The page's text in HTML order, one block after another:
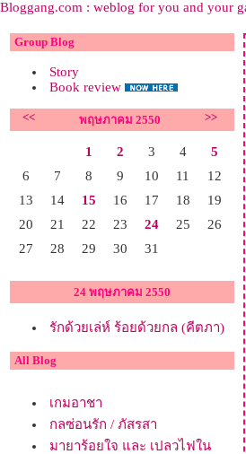
Bloggang.com : weblog for you and your
Group Blog
Story
Book review
<< พฤษภาคม 2550 >>
1 2 3 4
5
6
7 8 9 10 11
12
13
14 15 16 17 18
19
20
21 22 23 24 25
26
27
28 29 30 31
24 พฤษภาคม 2550
รักด้วยเล่ห์ ร้อยด้วยกล (คีตภา)
All Blog
เกมอาชา
กลซ่อนรัก / ภัสรสา
มายาร้อยใจ และ เปลวไฟใน